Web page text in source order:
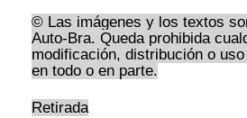
© Las imágenes y los textos
Auto-Bra. Queda prohibida
modificación, distribución o
en todo o en parte.
Retirada